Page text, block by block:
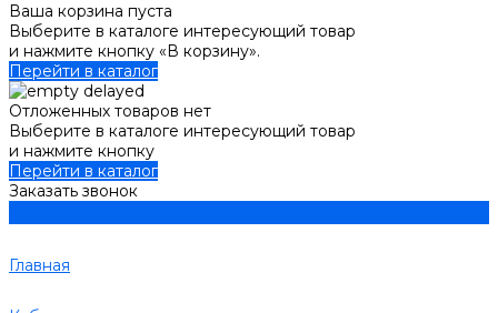
Ваша корзина пуста
Выберите в каталоге интересующий товар
и нажмите кнопку «В корзину».
Перейти в каталог
Отложенных товаров нет
Выберите в каталоге интересующий товар
и нажмите кнопку
Перейти в каталог
Заказать звонок
Главная